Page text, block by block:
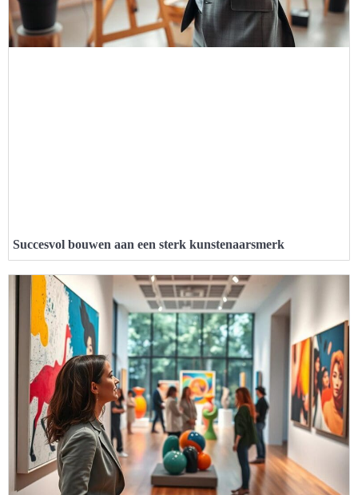
Succesvol bouwen aan een sterk kunstenaarsmerk